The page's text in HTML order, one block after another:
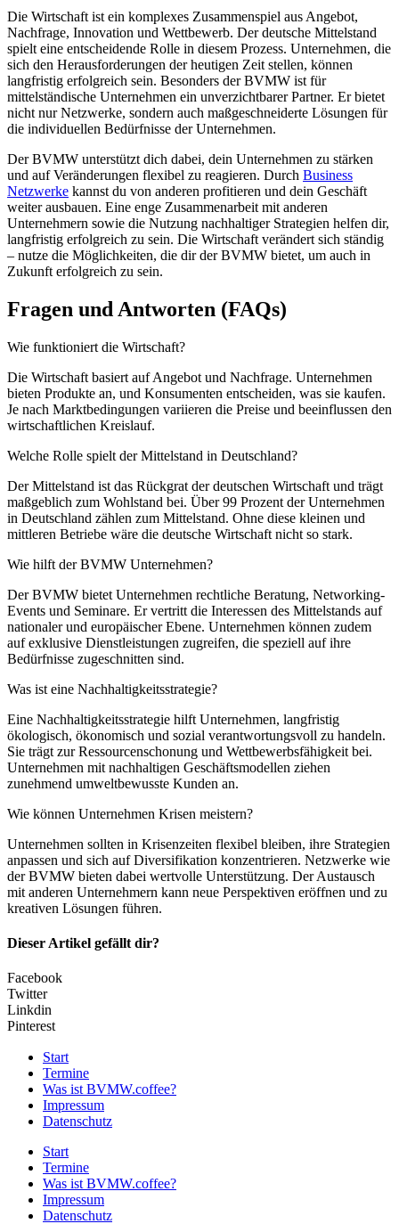
Die Wirtschaft ist ein komplexes Zusammenspiel aus Angebot,
Nachfrage, Innovation und Wettbewerb. Der deutsche Mittelstand
spielt eine entscheidende Rolle in diesem Prozess. Unternehmen, die
sich den Herausforderungen der heutigen Zeit stellen, können
langfristig erfolgreich sein. Besonders der BVMW ist für
mittelständische Unternehmen ein unverzichtbarer Partner. Er bietet
nicht nur Netzwerke, sondern auch maßgeschneiderte Lösungen für
die individuellen Bedürfnisse der Unternehmen.
Der BVMW unterstützt dich dabei, dein Unternehmen zu stärken
und auf Veränderungen flexibel zu reagieren. Durch Business
Netzwerke kannst du von anderen profitieren und dein Geschäft
weiter ausbauen. Eine enge Zusammenarbeit mit anderen
Unternehmern sowie die Nutzung nachhaltiger Strategien helfen dir,
langfristig erfolgreich zu sein. Die Wirtschaft verändert sich ständig
– nutze die Möglichkeiten, die dir der BVMW bietet, um auch in
Zukunft erfolgreich zu sein.
Fragen und Antworten (FAQs)
Wie funktioniert die Wirtschaft?
Die Wirtschaft basiert auf Angebot und Nachfrage. Unternehmen
bieten Produkte an, und Konsumenten entscheiden, was sie kaufen.
Je nach Marktbedingungen variieren die Preise und beeinflussen den
wirtschaftlichen Kreislauf.
Welche Rolle spielt der Mittelstand in Deutschland?
Der Mittelstand ist das Rückgrat der deutschen Wirtschaft und trägt
maßgeblich zum Wohlstand bei. Über 99 Prozent der Unternehmen
in Deutschland zählen zum Mittelstand. Ohne diese kleinen und
mittleren Betriebe wäre die deutsche Wirtschaft nicht so stark.
Wie hilft der BVMW Unternehmen?
Der BVMW bietet Unternehmen rechtliche Beratung, Networking-
Events und Seminare. Er vertritt die Interessen des Mittelstands auf
nationaler und europäischer Ebene. Unternehmen können zudem
auf exklusive Dienstleistungen zugreifen, die speziell auf ihre
Bedürfnisse zugeschnitten sind.
Was ist eine Nachhaltigkeitsstrategie?
Eine Nachhaltigkeitsstrategie hilft Unternehmen, langfristig
ökologisch, ökonomisch und sozial verantwortungsvoll zu handeln.
Sie trägt zur Ressourcenschonung und Wettbewerbsfähigkeit bei.
Unternehmen mit nachhaltigen Geschäftsmodellen ziehen
zunehmend umweltbewusste Kunden an.
Wie können Unternehmen Krisen meistern?
Unternehmen sollten in Krisenzeiten flexibel bleiben, ihre Strategien
anpassen und sich auf Diversifikation konzentrieren. Netzwerke wie
der BVMW bieten dabei wertvolle Unterstützung. Der Austausch
mit anderen Unternehmern kann neue Perspektiven eröffnen und zu
kreativen Lösungen führen.
Dieser Artikel gefällt dir?
Facebook
Twitter
Linkdin
Pinterest
Start
Termine
Was ist BVMW.coffee?
Impressum
Datenschutz
Start
Termine
Was ist BVMW.coffee?
Impressum
Datenschutz